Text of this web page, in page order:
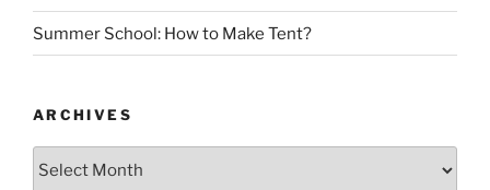
Summer School: How to Make Tent?
ARCHIVES
Archives